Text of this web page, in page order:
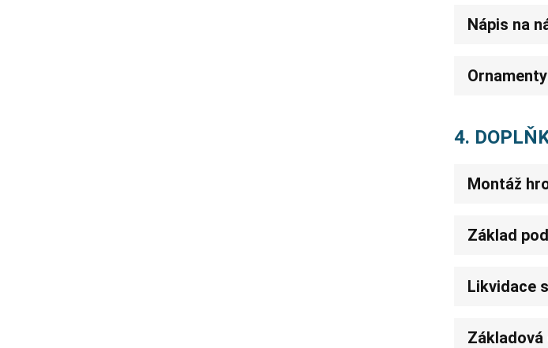
Nápis na
Ornamenty
4.
Montáž
Základ
Likvidace